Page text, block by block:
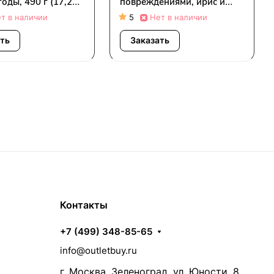
в наличии
фрезия, 490 мл (16,5 жидк.
унции)
5 Нет в наличии
Заказать
Контакты
+7 (499) 348-85-65
info@outletbuy.ru
г. Москва, Зеленоград, ул. Юности, 8